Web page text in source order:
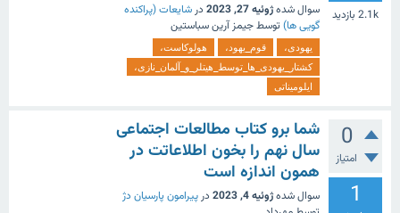
2.1k بازدید سوال شدهژوئیه 27, 2023 در شایعات (پراکنده
گویی ها) توسطجیمز آرین سباستین
یهودی، قوم_یهود،
هولوکاست،
کشتار_یهودی_ها_توسط_هیتلر_و_آلمان_نازی،
ایلومیناتی
0
امتیاز
1
شما برو کتاب مطالعات اجتماعی
سال نهم را بخون اطلاعاتت در
همون اندازه است
سوال شدهژوئیه 4, 2023 در پیرامون پارسیان دژ